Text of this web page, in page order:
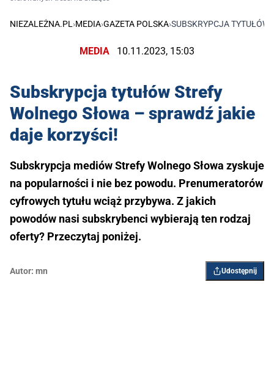
NIEZALEŻNA.PL ›MEDIA›GAZETA POLSKA›SUBSKRYPCJA TYTUŁÓW
MEDIA 10.11.2023, 15:03
Subskrypcja tytułów Strefy
Wolnego Słowa – sprawdź jakie
daje korzyści!
Subskrypcja mediów Strefy Wolnego Słowa zyskuje
na popularności i nie bez powodu. Prenumeratorów
cyfrowych tytułu wciąż przybywa. Z jakich
powodów nasi subskrybenci wybierają ten rodzaj
oferty? Przeczytaj poniżej.
Autor: mn Udostępnij